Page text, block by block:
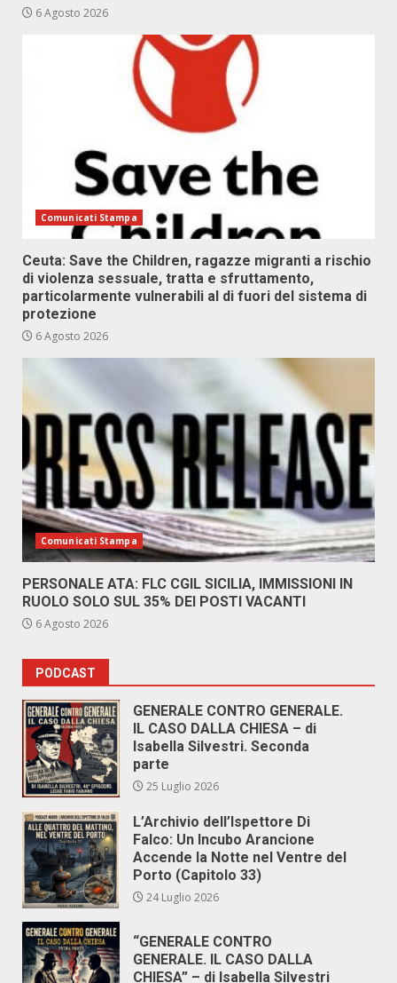
6 Agosto 2026
Comunicati Stampa
Ceuta: Save the Children, ragazze migranti a rischio
di violenza sessuale, tratta e sfruttamento,
particolarmente vulnerabili al di fuori del sistema di
protezione
6 Agosto 2026
Comunicati Stampa
PERSONALE ATA: FLC CGIL SICILIA, IMMISSIONI IN
RUOLO SOLO SUL 35% DEI POSTI VACANTI
6 Agosto 2026
PODCAST
GENERALE CONTRO GENERALE.
IL CASO DALLA CHIESA – di
Isabella Silvestri. Seconda
parte
25 Luglio 2026
L’Archivio dell’Ispettore Di
Falco: Un Incubo Arancione
Accende la Notte nel Ventre del
Porto (Capitolo 33)
24 Luglio 2026
“GENERALE CONTRO
GENERALE. IL CASO DALLA
CHIESA” – di Isabella Silvestri